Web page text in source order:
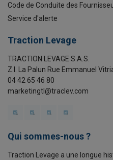
Code de Conduite des
Service d'alerte
Traction Levage
TRACTION LEVAGE S.A.S.
Z.I. La Palun Rue Emmanuel
04 42 65 46 80
marketingtl@traclev.com
Qui sommes-nous ?
Traction Levage a une longue